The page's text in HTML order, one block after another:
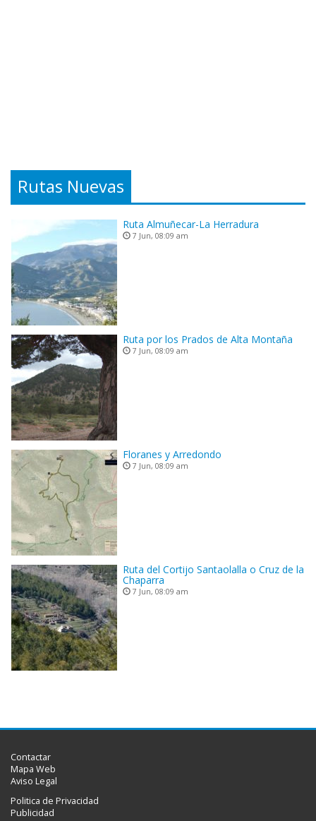
Rutas Nuevas
Ruta Almuñecar-La Herradura
7 Jun, 08:09 am
Ruta por los Prados de Alta Montaña
7 Jun, 08:09 am
Floranes y Arredondo
7 Jun, 08:09 am
Ruta del Cortijo Santaolalla o Cruz de la
Chaparra
7 Jun, 08:09 am
Contactar
Mapa Web
Aviso Legal
Politica de Privacidad
Publicidad